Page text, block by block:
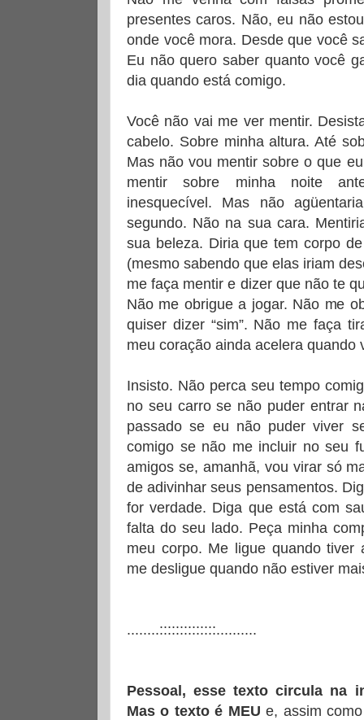
presentes caros. Não, eu não
onde você mora. Desde que você
Eu não quero saber quanto você
dia quando está comigo.
Você não vai me ver mentir.
cabelo. Sobre minha altura. Até
Mas não vou mentir sobre o que
mentir sobre minha noite
inesquecível. Mas não
segundo. Não na sua cara.
sua beleza. Diria que tem corpo
(mesmo sabendo que elas iriam
me faça mentir e dizer que não te
Não me obrigue a jogar. Não me
quiser dizer “sim”. Não me faça
meu coração ainda acelera quando
Insisto. Não perca seu tempo
no seu carro se não puder entrar
passado se eu não puder viver
comigo se não me incluir no seu
amigos se, amanhã, vou virar só
de adivinhar seus pensamentos.
for verdade. Diga que está com
falta do seu lado. Peça minha
meu corpo. Me ligue quando tiver
me desligue quando não estiver
........::::::::::::::..........
Pessoal, esse texto circula na
Mas o texto é MEUe, assim